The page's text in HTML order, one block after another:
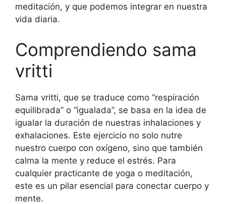
meditación, y que podemos integrar en nuestra
vida diaria.
Comprendiendo sama
vritti
Sama vritti, que se traduce como “respiración
equilibrada” o “igualada”, se basa en la idea de
igualar la duración de nuestras inhalaciones y
exhalaciones. Este ejercicio no solo nutre
nuestro cuerpo con oxígeno, sino que también
calma la mente y reduce el estrés. Para
cualquier practicante de yoga o meditación,
este es un pilar esencial para conectar cuerpo y
mente.